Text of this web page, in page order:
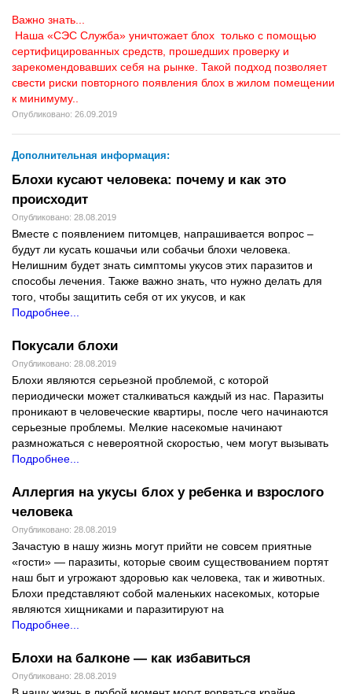
Важно знать...
Наша «СЭС Служба» уничтожает блох только с помощью
сертифицированных средств, прошедших проверку и
зарекомендовавших себя на рынке. Такой подход позволяет
свести риски повторного появления блох в жилом помещении
к минимуму..
Опубликовано: 26.09.2019
Дополнительная информация:
Блохи кусают человека: почему и как это
происходит
Опубликовано: 28.08.2019
Вместе с появлением питомцев, напрашивается вопрос –
будут ли кусать кошачьи или собачьи блохи человека.
Нелишним будет знать симптомы укусов этих паразитов и
способы лечения. Также важно знать, что нужно делать для
того, чтобы защитить себя от их укусов, и как
Подробнее...
Покусали блохи
Опубликовано: 28.08.2019
Блохи являются серьезной проблемой, с которой
периодически может сталкиваться каждый из нас. Паразиты
проникают в человеческие квартиры, после чего начинаются
серьезные проблемы. Мелкие насекомые начинают
размножаться с невероятной скоростью, чем могут вызывать
Подробнее...
Аллергия на укусы блох у ребенка и взрослого
человека
Опубликовано: 28.08.2019
Зачастую в нашу жизнь могут прийти не совсем приятные
«гости» — паразиты, которые своим существованием портят
наш быт и угрожают здоровью как человека, так и животных.
Блохи представляют собой маленьких насекомых, которые
являются хищниками и паразитируют на
Подробнее...
Блохи на балконе — как избавиться
Опубликовано: 28.08.2019